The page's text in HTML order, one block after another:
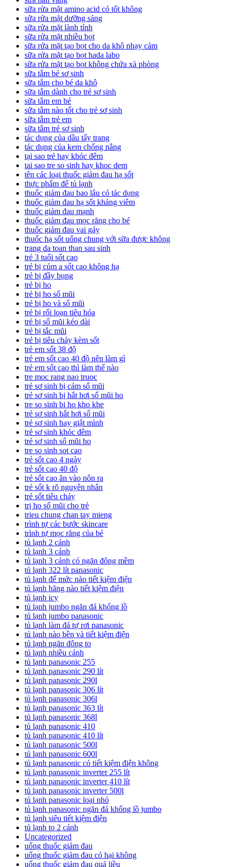
sữa rửa mặt amino acid có tốt không
sữa rửa mặt dưỡng sáng
sữa rửa mặt lành tính
sữa rửa mặt nhiều bọt
sữa rửa mặt tạo bọt cho da khô nhạy cảm
sữa rửa mặt tạo bọt hada labo
sữa rửa mặt tạo bọt không chứa xà phòng
sữa tắm bé sơ sinh
sữa tắm cho bé da khô
sữa tắm dành cho trẻ sơ sinh
sữa tắm em bé
sữa tắm nào tốt cho trẻ sơ sinh
sữa tắm trẻ em
sữa tắm trẻ sơ sinh
tác dụng của dầu tẩy trang
tác dụng của kem chống nắng
tại sao trẻ hay khóc đêm
tai sao tre so sinh hay khoc dem
tên các loại thuốc giảm đau hạ sốt
thực phẩm để tủ lạnh
thuốc giảm đau bao lâu có tác dụng
thuốc giảm đau hạ sốt kháng viêm
thuốc giảm đau mạnh
thuốc giảm đau mọc răng cho bé
thuốc giảm đau vai gáy
thuốc hạ sốt uống chung với sữa được không
trang da toan than sau sinh
trẻ 3 tuổi sốt cao
trẻ bị cúm a sốt cao không hạ
trẻ bị đầy bụng
trẻ bị ho
trẻ bị ho sổ mũi
trẻ bị ho và sổ mũi
trẻ bị rối loạn tiêu hóa
trẻ bị sổ mũi kéo dài
trẻ bị tắc mũi
trẻ bị tiêu chảy kèm sốt
trẻ em sốt 38 độ
trẻ em sốt cao 40 độ nên làm gì
trẻ em sốt cao thì làm thế nào
tre moc rang nao truoc
trẻ sơ sinh bị cảm sổ mũi
trẻ sơ sinh bị hắt hơi sổ mũi ho
tre so sinh bi ho kho khe
trẻ sơ sinh hắt hơi sổ mũi
trẻ sơ sinh hay giật mình
trẻ sơ sinh khóc đêm
trẻ sơ sinh sổ mũi ho
tre so sinh sot cao
trẻ sốt cao 4 ngày
trẻ sốt cao 40 độ
trẻ sốt cao ăn vào nôn ra
trẻ sốt k rõ nguyên nhân
trẻ sốt tiêu chảy
trị ho sổ mũi cho trẻ
trieu chung chan tay mieng
trình tự các bước skincare
trình tự mọc răng của bé
tủ lạnh 2 cánh
tủ lạnh 3 cánh
tủ lạnh 3 cánh có ngăn đông mềm
tủ lạnh 322 lít panasonic
tủ lạnh để mức nào tiết kiệm điện
tủ lạnh hãng nào tiết kiệm điện
tủ lạnh icy
tủ lạnh jumbo ngăn đá khổng lồ
tủ lạnh jumbo panasonic
tủ lạnh làm đá tự rơi panasonic
tủ lạnh nào bền và tiết kiệm điện
tủ lạnh ngăn đông to
tủ lạnh nhiều cánh
tủ lạnh panasonic 255
tủ lạnh panasonic 290 lít
tủ lạnh panasonic 290l
tủ lạnh panasonic 306 lít
tủ lạnh panasonic 306l
tủ lạnh panasonic 363 lít
tủ lạnh panasonic 368l
tủ lạnh panasonic 410
tủ lạnh panasonic 410 lít
tủ lạnh panasonic 500l
tủ lạnh panasonic 600l
tủ lạnh panasonic có tiết kiệm điện không
tủ lạnh panasonic inverter 255 lít
tủ lạnh panasonic inverter 410 lít
tủ lạnh panasonic inverter 500l
tủ lạnh panasonic loại nhỏ
tủ lạnh panasonic ngăn đá khổng lồ jumbo
tủ lạnh siêu tiết kiệm điện
tủ lạnh to 2 cánh
Uncategorized
uống thuốc giảm đau
uống thuốc giảm đau có hại không
uống thuốc giảm đau quá liều